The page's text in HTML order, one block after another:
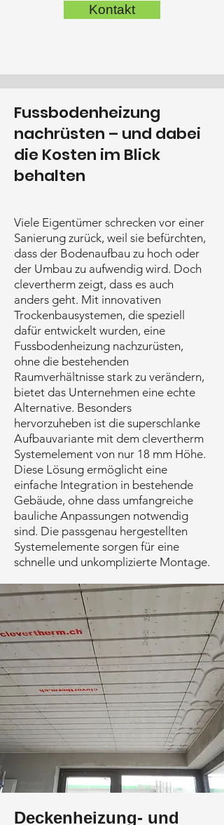
Kontakt
Fussbodenheizung
nachrüsten – und dabei
die Kosten im Blick
behalten
Viele Eigentümer schrecken vor einer
Sanierung zurück, weil sie befürchten,
dass der Bodenaufbau zu hoch oder
der Umbau zu aufwendig wird. Doch
clevertherm zeigt, dass es auch
anders geht. Mit innovativen
Trockenbausystemen, die speziell
dafür entwickelt wurden, eine
Fussbodenheizung nachzurüsten,
ohne die bestehenden
Raumverhältnisse stark zu verändern,
bietet das Unternehmen eine echte
Alternative. Besonders
hervorzuheben ist die superschlanke
Aufbauvariante mit dem clevertherm
Systemelement von nur 18 mm Höhe.
Diese Lösung ermöglicht eine
einfache Integration in bestehende
Gebäude, ohne dass umfangreiche
bauliche Anpassungen notwendig
sind. Die passgenau hergestellten
Systemelemente sorgen für eine
schnelle und unkomplizierte Montage.
Deckenheizung- und